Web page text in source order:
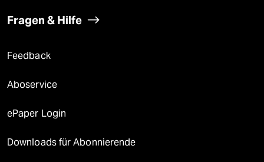
Fragen & Hilfe
Feedback
Aboservice
ePaper Login
Downloads für Abonnierende